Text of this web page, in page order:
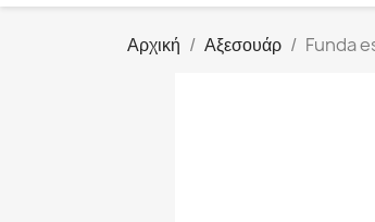
Αρχική Αξεσουάρ Funda